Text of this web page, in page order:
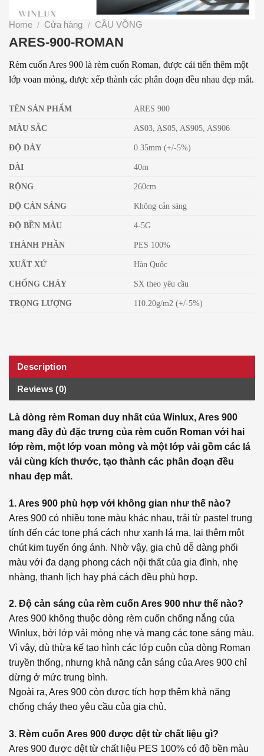
Home / Cửa hàng / CẦU VỒNG
ARES-900-ROMAN
Rèm cuốn Ares 900 là rèm cuốn Roman, được cải tiến thêm một
lớp voan mỏng, được xếp thành các phân đoạn đều nhau đẹp mắt.
TÊN SẢN PHẨM ARES 900
MÀU SẮC AS03, AS05, AS905, AS906
ĐỘ DÀY 0.35mm (+/-5%)
DÀI 40m
RỘNG 260cm
ĐỘ CẢN SÁNG Không cản sáng
ĐỘ BỀN MÀU 4-5G
THÀNH PHẦN PES 100%
XUẤT XỨ Hàn Quốc
CHỐNG CHÁY SX theo yêu cầu
TRỌNG LƯỢNG 110.20g/m2 (+/-5%)
Description
Reviews (0)
Là dòng rèm Roman duy nhất của Winlux, Ares 900
mang đầy đủ đặc trưng của rèm cuốn Roman với hai
lớp rèm, một lớp voan mỏng và một lớp vải gồm các lá
vải cùng kích thước, tạo thành các phân đoạn đều
nhau đẹp mắt.
1. Ares 900 phù hợp với không gian như thế nào?
Ares 900 có nhiều tone màu khác nhau, trải từ pastel trung
tính đến các tone phá cách như xanh lá mạ, lại thêm một
chút kim tuyến óng ánh. Nhờ vậy, gia chủ dễ dàng phối
màu với đa dạng phong cách nội thất của gia đình, nhẹ
nhàng, thanh lịch hay phá cách đều phù hợp.
2. Độ cản sáng của rèm cuốn Ares 900 như thế nào?
Ares 900 không thuộc dòng rèm cuốn chống nắng của
Winlux, bởi lớp vải mỏng nhẹ và mang các tone sáng màu.
Vì vậy, dù thừa kế tạo hình các lớp cuộn của dòng Roman
truyền thống, nhưng khả năng cản sáng của Ares 900 chỉ
dừng ở mức trung bình.
Ngoài ra, Ares 900 còn được tích hợp thêm khả năng
chống cháy theo yêu cầu của gia chủ.
3. Rèm cuốn Ares 900 được dệt từ chất liệu gì?
Ares 900 được dệt từ chất liệu PES 100% có độ bền màu